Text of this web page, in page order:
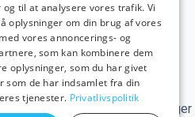
og tilbud fra
og
Nyttige links
Forbruger
Europa
EU-
forbrugerklager
og til at analysere vores trafik. Vi
oplysninger om din brug af vores
vores annoncerings- og
som kan kombinere dem
oplysninger, som du har givet
som de har indsamlet fra din
tjenester. Privatlivspolitik